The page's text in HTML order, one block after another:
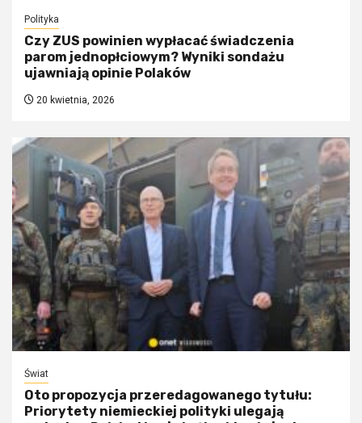
Polityka
Czy ZUS powinien wypłacać świadczenia
parom jednopłciowym? Wyniki sondażu
ujawniają opinie Polaków
20 kwietnia, 2026
Świat
Oto propozycja przeredagowanego tytułu:
Priorytety niemieckiej polityki ulegają